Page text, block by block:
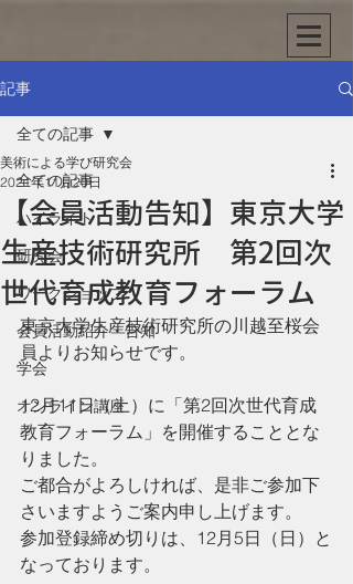
記事
全ての記事
ハイライト
研究会
ワークショップ
会員活動紹介・告知
学会
オンライン講座
全ての記事
【会員活動告知】東京大学
生産技術研究所 第2回次
世代育成教育フォーラム
美術による学び研究会
2021年11月20日
東京大学生産技術研究所の川越至桜会
員よりお知らせです。
12月11日（土）に「第2回次世代育成
教育フォーラム」を開催することとな
りました。
ご都合がよろしければ、是非ご参加下
さいますようご案内申し上げます。
参加登録締め切りは、12月5日（日）と
なっております。